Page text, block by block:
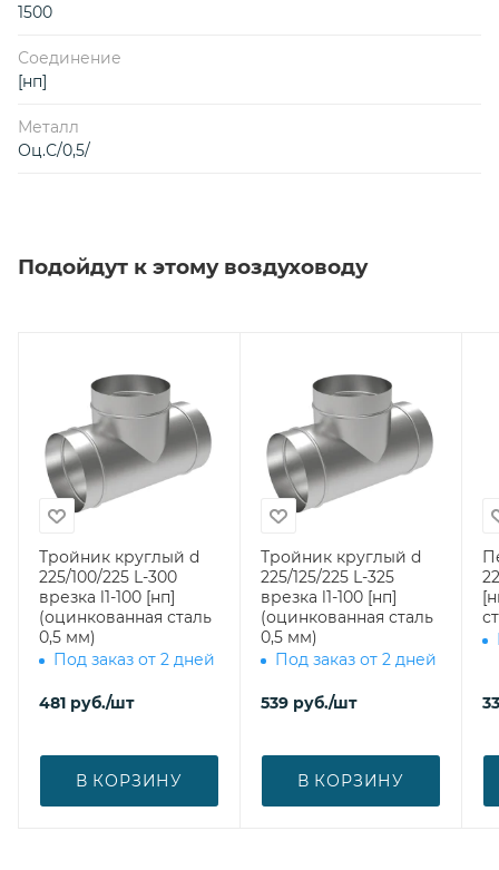
1500
Соединение
[нп]
Металл
Оц.С/0,5/
Подойдут к этому воздуховоду
Тройник круглый d
225/100/225 L-300
врезка l1-100 [нп]
(оцинкованная сталь
0,5 мм)
Под заказ от 2 дней
481 руб./шт
В КОРЗИНУ
Тройник круглый d
225/125/225 L-325
врезка l1-100 [нп]
(оцинкованная сталь
0,5 мм)
Под заказ от 2 дней
539 руб./шт
В КОРЗИНУ